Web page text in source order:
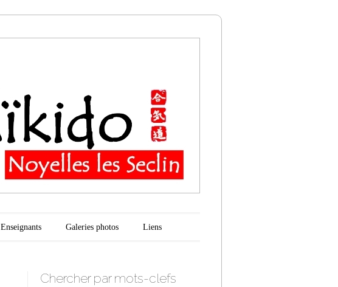
Enseignants Galeries photos Liens
Chercher par mots-clefs